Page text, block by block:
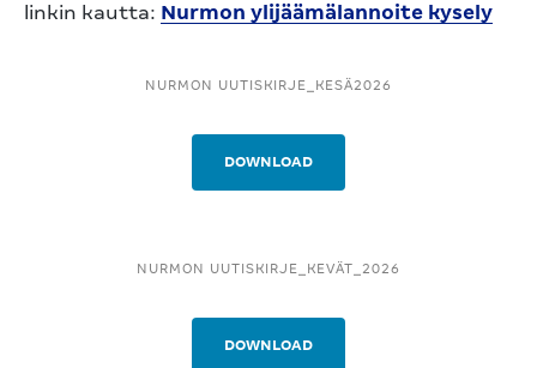
linkin kautta: Nurmon ylijäämälannoite kysely
NURMON UUTISKIRJE_KESÄ2026
DOWNLOAD
NURMON UUTISKIRJE_KEVÄT_2026
DOWNLOAD